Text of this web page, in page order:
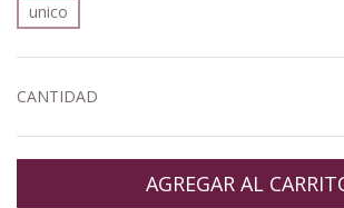
unico
CANTIDAD